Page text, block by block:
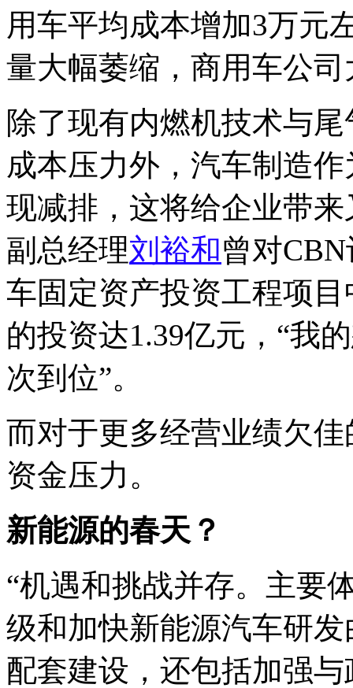
用车平均成本增加3万元
量大幅萎缩，商用车公
除了现有内燃机技术与
成本压力外，汽车制造
现减排，这将给企业带
副总经理刘裕和曾对
车固定资产投资工程项
的投资达1.39亿元，“我
次到位”。
而对于更多经营业绩欠
资金压力。
新能源的春天？
“机遇和挑战并存。主要
级和加快新能源汽车研
配套建设，还包括加强